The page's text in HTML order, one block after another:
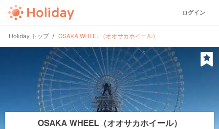
ログイン
Holiday トップ OSAKA WHEEL（オオサカホイール）
OSAKA WHEEL（オオサカホイール）